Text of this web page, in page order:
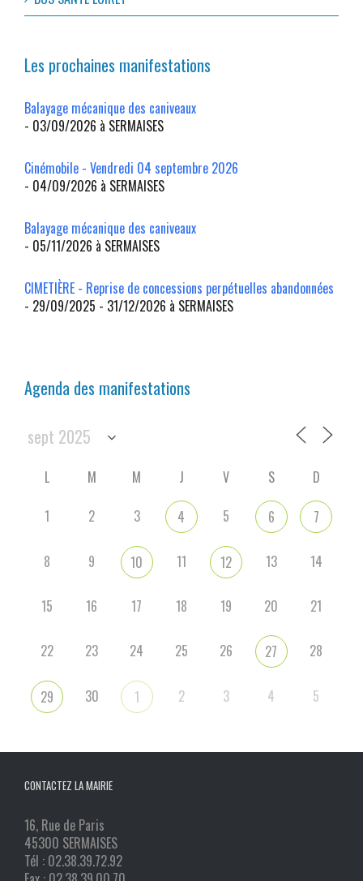
Les prochaines manifestations
Balayage mécanique des caniveaux
- 03/09/2026 à SERMAISES
Cinémobile - Vendredi 04 septembre 2026
- 04/09/2026 à SERMAISES
Balayage mécanique des caniveaux
- 05/11/2026 à SERMAISES
CIMETIÈRE - Reprise de concessions perpétuelles abandonnées
- 29/09/2025 - 31/12/2026 à SERMAISES
Agenda des manifestations
L M M J V S
D
1
2 3 4 5 6 7
8 9 10 11 12 13 14
15 16 17 18 19 20 21
22 23 24 25 26 27 28
29 30 1 2 3 4 5
CONTACTEZ LA MAIRIE
16, Rue de Paris
45300 SERMAISES
Tél : 02.38.39.72.92